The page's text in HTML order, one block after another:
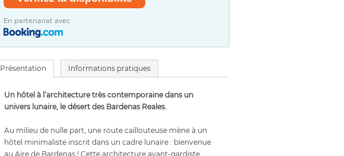
En partenariat avec
Présentation Informations pratiques
Un hôtel à l’architecture très contemporaine dans un
univers lunaire, le désert des Bardenas Reales.
Au milieu de nulle part, une route caillouteuse mène à un
hôtel minimaliste inscrit dans un cadre lunaire : bienvenue
au Aire de Bardenas ! Cette architecture avant-gardiste